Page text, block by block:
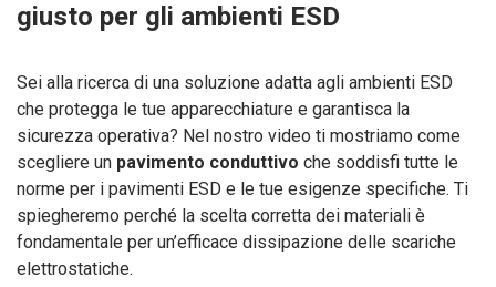
giusto per gli ambienti ESD
Sei alla ricerca di una soluzione adatta agli ambienti ESD
che protegga le tue apparecchiature e garantisca la
sicurezza operativa? Nel nostro video ti mostriamo come
scegliere un pavimento conduttivo che soddisfi tutte le
norme per i pavimenti ESD e le tue esigenze specifiche. Ti
spiegheremo perché la scelta corretta dei materiali è
fondamentale per un’efficace dissipazione delle scariche
elettrostatiche.